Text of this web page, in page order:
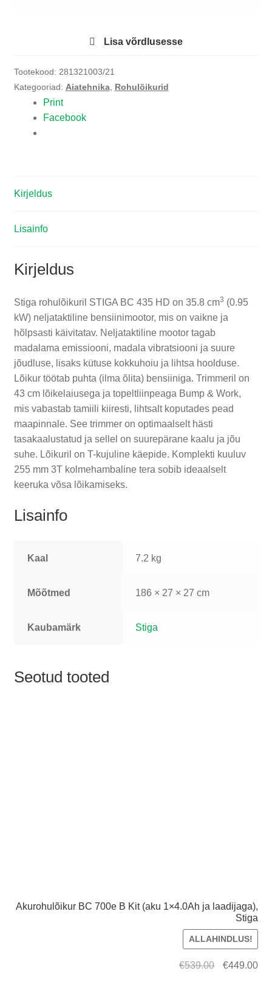
Lisa võrdlusesse
Tootekood: 281321003/21
Kategooriad: Aiatehnika, Rohulõikurid
Print
Facebook
Kirjeldus
Lisainfo
Kirjeldus
Stiga rohulõikuril STIGA BC 435 HD on 35.8 cm3 (0.95
kW) neljataktiline bensiinimootor, mis on vaikne ja
hõlpsasti käivitatav. Neljataktiline mootor tagab
madalama emissiooni, madala vibratsiooni ja suure
jõudluse, lisaks kütuse kokkuhoiu ja lihtsa hoolduse.
Lõikur töötab puhta (ilma õlita) bensiiniga. Trimmeril on
43 cm lõikelaiusega ja topeltliinpeaga Bump & Work,
mis vabastab tamiili kiiresti, lihtsalt koputades pead
maapinnale. See trimmer on optimaalselt hästi
tasakaalustatud ja sellel on suurepärane kaalu ja jõu
suhe. Lõikuril on T-kujuline käepide. Komplekti kuuluv
255 mm 3T kolmehambaline tera sobib ideaalselt
keeruka võsa lõikamiseks.
Lisainfo
Kaal 7.2 kg
Mõõtmed 186 × 27 × 27 cm
Kaubamärk Stiga
Seotud tooted
Akurohulõikur BC 700e B Kit (aku 1×4.0Ah ja laadijaga),
Stiga
ALLAHINDLUS!
€539.00
Algne
€449.00